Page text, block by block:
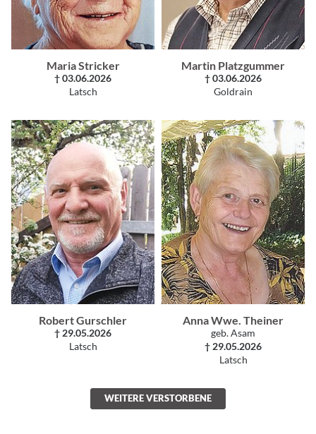
Maria Stricker
† 03.06.2026
Latsch
Martin Platzgummer
† 03.06.2026
Goldrain
Robert Gurschler
† 29.05.2026
Latsch
Anna Wwe. Theiner
geb. Asam
† 29.05.2026
Latsch
WEITERE VERSTORBENE